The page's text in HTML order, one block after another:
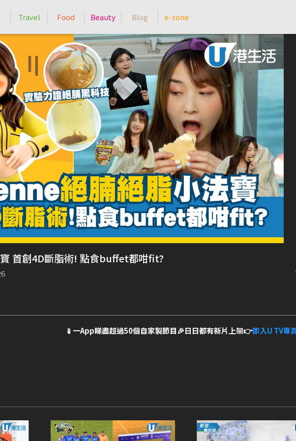
Travel Food Beauty Blog e-zone
首創4D斷脂術! 點食buffet都咁fit?
📱一App睇盡超過50個自家製節目🎉日日都有新片上架👉即入U TV專